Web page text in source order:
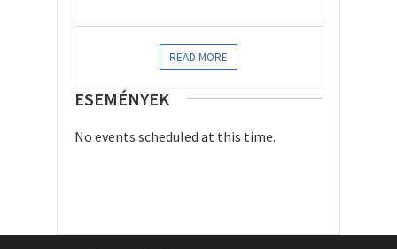
READ MORE
ESEMÉNYEK
No events scheduled at this time.